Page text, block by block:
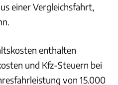
einer Vergleichsfahrt,
enthalten
und Kfz-Steuern bei
von 15.000